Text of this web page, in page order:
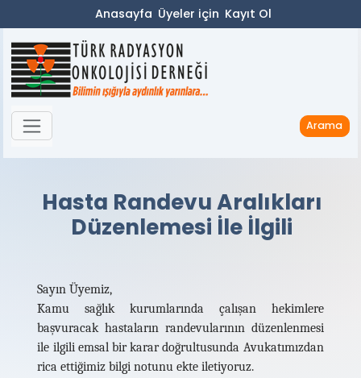
Anasayfa Üyeler için Kayıt Ol
Arama
Hasta Randevu Aralıkları
Düzenlemesi İle İlgili
Sayın Üyemiz,
Kamu sağlık kurumlarında çalışan hekimlere
başvuracak hastaların randevularının düzenlenmesi
ile ilgili emsal bir karar doğrultusunda Avukatımızdan
rica ettiğimiz bilgi notunu ekte iletiyoruz.